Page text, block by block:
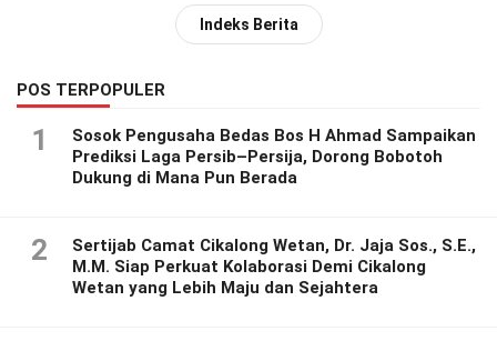
Indeks Berita
POS TERPOPULER
1
Sosok Pengusaha Bedas Bos H Ahmad Sampaikan
Prediksi Laga Persib–Persija, Dorong Bobotoh
Dukung di Mana Pun Berada
2
Sertijab Camat Cikalong Wetan, Dr. Jaja Sos., S.E.,
M.M. Siap Perkuat Kolaborasi Demi Cikalong
Wetan yang Lebih Maju dan Sejahtera